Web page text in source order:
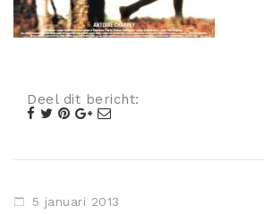
Deel dit bericht:
5 januari 2013